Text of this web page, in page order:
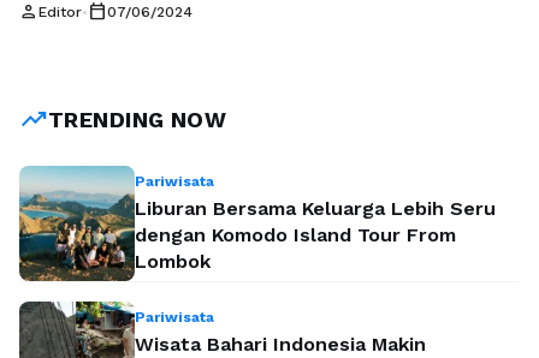
positif yang kuat dalam kampanye politik. Penerapan
branding dalam konteks kampanye …
person Editor• calendar_today07/06/2024
trending_upTRENDING NOW
Pariwisata
Liburan Bersama Keluarga Lebih Seru
dengan Komodo Island Tour From
Lombok
Pariwisata
Wisata Bahari Indonesia Makin